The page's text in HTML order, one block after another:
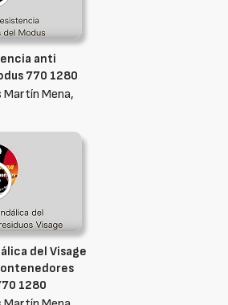
anti
770 1280
Martín Mena,
del Visage
1280